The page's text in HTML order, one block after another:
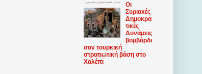
Οι
Συριακές
Δημοκρα
τικές
Δυνάμεις
βομβάρδι
σαν τουρκική
στρατιωτική βάση στο
Χαλέπι